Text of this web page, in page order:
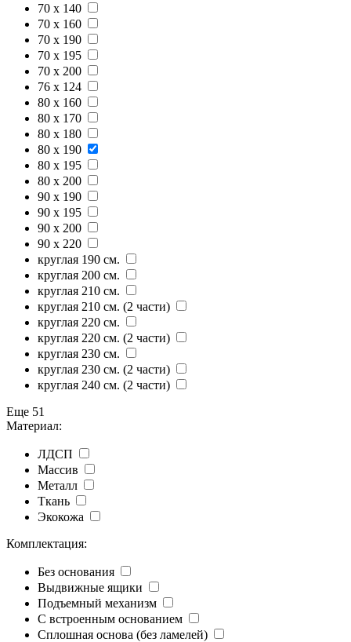
70 x 140
70 x 160
70 x 190
70 x 195
70 x 200
76 x 124
80 x 160
80 x 170
80 x 180
80 x 190
80 x 195
80 x 200
90 x 190
90 x 195
90 x 200
90 x 220
круглая 190 см.
круглая 200 см.
круглая 210 см.
круглая 210 см. (2 части)
круглая 220 см.
круглая 220 см. (2 части)
круглая 230 см.
круглая 230 см. (2 части)
круглая 240 см. (2 части)
Еще 51
Материал:
ЛДСП
Массив
Металл
Ткань
Экокожа
Комплектация:
Без основания
Выдвижные ящики
Подъемный механизм
С встроенным основанием
Сплошная основа (без ламелей)